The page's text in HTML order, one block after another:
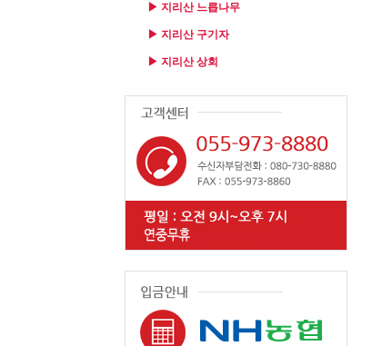
▶ 지리산 느릅나무
▶ 지리산 구기자
▶ 지리산 상회